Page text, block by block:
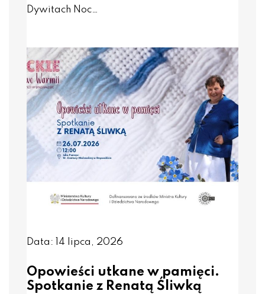
Dywitach Noc…
Data: 14 lipca, 2026
Opowieści utkane w pamięci.
Spotkanie z Renatą Śliwką